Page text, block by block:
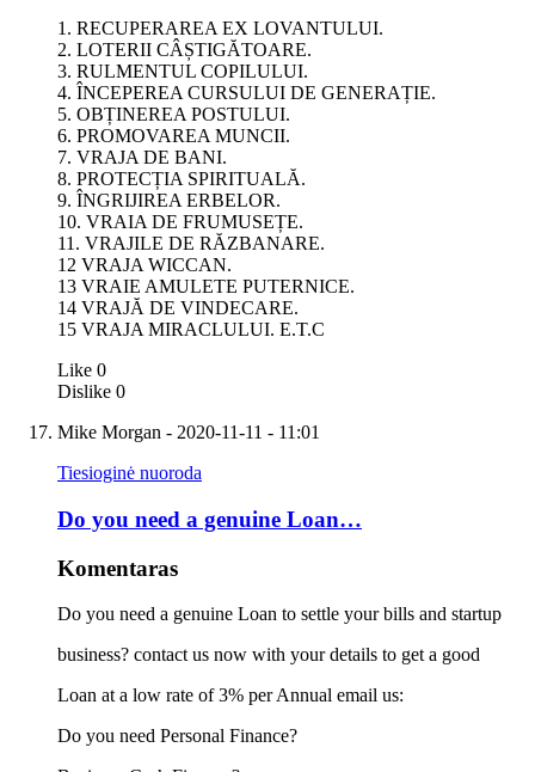
1. RECUPERAREA EX LOVANTULUI.
2. LOTERII CÂȘTIGĂTOARE.
3. RULMENTUL COPILULUI.
4. ÎNCEPEREA CURSULUI DE GENERAȚIE.
5. OBȚINEREA POSTULUI.
6. PROMOVAREA MUNCII.
7. VRAJA DE BANI.
8. PROTECȚIA SPIRITUALĂ.
9. ÎNGRIJIREA ERBELOR.
10. VRAIA DE FRUMUSEȚE.
11. VRAJILE DE RĂZBANARE.
12 VRAJA WICCAN.
13 VRAIE AMULETE PUTERNICE.
14 VRAJĂ DE VINDECARE.
15 VRAJA MIRACLULUI. E.T.C
Like 0
Dislike 0
Mike Morgan - 2020-11-11 - 11:01
Tiesioginė nuoroda
Do you need a genuine Loan…
Komentaras
Do you need a genuine Loan to settle your bills and startup
business? contact us now with your details to get a good
Loan at a low rate of 3% per Annual email us:
Do you need Personal Finance?